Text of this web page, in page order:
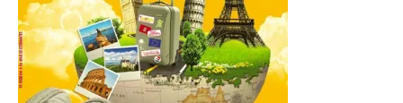
euros del Bono pueden utilizarse tanto
para consumir productos culturales como
[…]